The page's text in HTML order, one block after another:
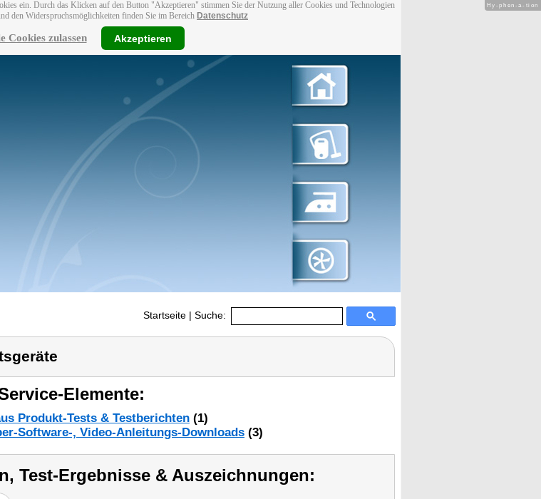
ein. Durch das Klicken auf den Button "Akzeptieren" stimmen Sie der Nutzung aller Cookies und Technologien
den Widerspruchsmöglichkeiten finden Sie im Bereich Datenschutz
Cookies zulassen Akzeptieren
Startseite | Suche:
Elemente:
Produkt-Tests & Testberichten (1)
Software-, Video-Anleitungs-Downloads (3)
Test-Ergebnisse & Auszeichnungen:
Hy-phen-a-tion